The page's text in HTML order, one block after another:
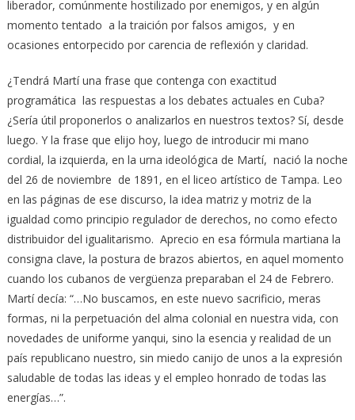
liberador, comúnmente hostilizado por enemigos, y en algún
momento tentado a la traición por falsos amigos, y en
ocasiones entorpecido por carencia de reflexión y claridad.
¿Tendrá Martí una frase que contenga con exactitud
programática las respuestas a los debates actuales en Cuba?
¿Sería útil proponerlos o analizarlos en nuestros textos? Sí, desde
luego. Y la frase que elijo hoy, luego de introducir mi mano
cordial, la izquierda, en la urna ideológica de Martí, nació la noche
del 26 de noviembre de 1891, en el liceo artístico de Tampa. Leo
en las páginas de ese discurso, la idea matriz y motriz de la
igualdad como principio regulador de derechos, no como efecto
distribuidor del igualitarismo. Aprecio en esa fórmula martiana la
consigna clave, la postura de brazos abiertos, en aquel momento
cuando los cubanos de vergüenza preparaban el 24 de Febrero.
Martí decía: “…No buscamos, en este nuevo sacrificio, meras
formas, ni la perpetuación del alma colonial en nuestra vida, con
novedades de uniforme yanqui, sino la esencia y realidad de un
país republicano nuestro, sin miedo canijo de unos a la expresión
saludable de todas las ideas y el empleo honrado de todas las
energías…”.